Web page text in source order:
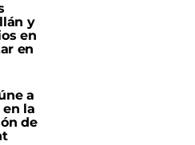
y
en
en
a
en la
de